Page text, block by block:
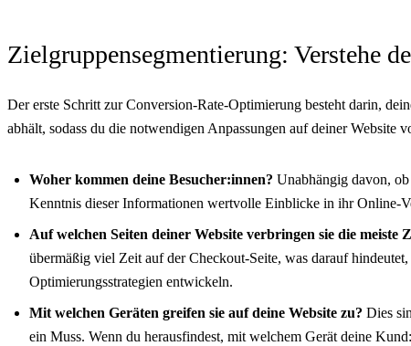
Zielgruppensegmentierung: Verstehe
Der erste Schritt zur Conversion-Rate-Optimierung besteht darin,
abhält, sodass du die notwendigen Anpassungen auf deiner
Woher kommen deine Besucher:innen? Unabhängig davon,
Kenntnis dieser Informationen wertvolle Einblicke in ihr Online-
Auf welchen Seiten deiner Website verbringen sie die meiste
übermäßig viel Zeit auf der Checkout-Seite, was darauf
Optimierungsstrategien entwickeln.
Mit welchen Geräten greifen sie auf deine Website zu? Dies
ein Muss. Wenn du herausfindest, mit welchem Gerät deine